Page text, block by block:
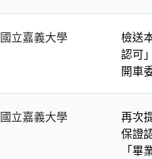
國立嘉義大學
檢送
認可
開車
國立嘉義大學
再次
保證
「